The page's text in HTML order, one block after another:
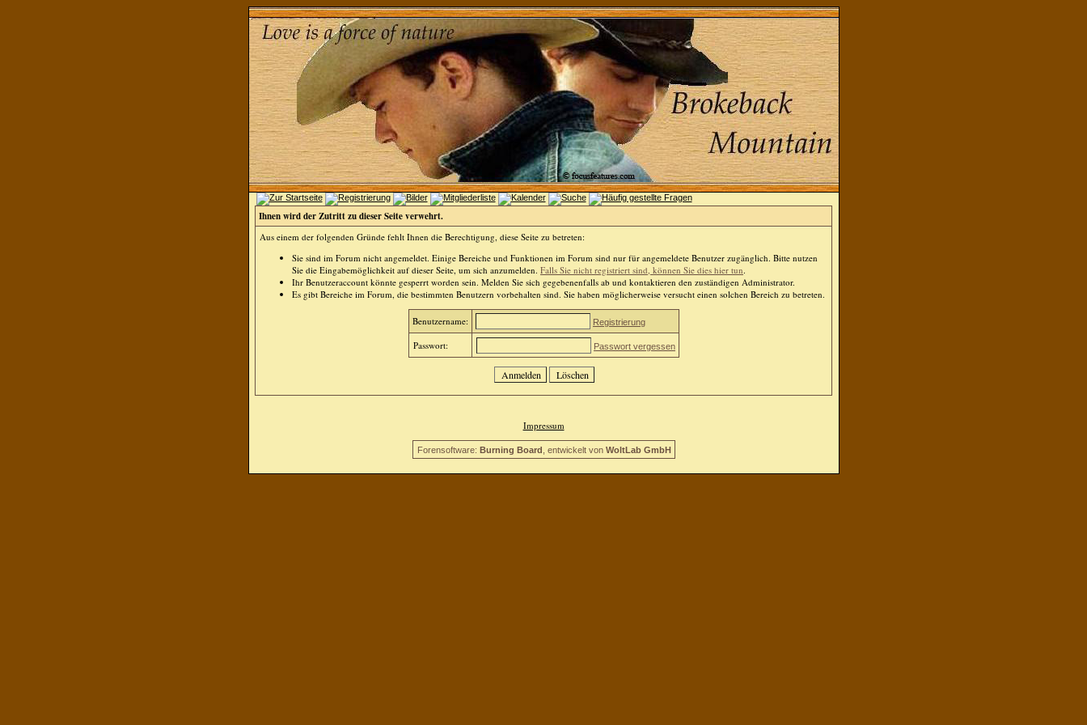
Ihnen wird der Zutritt zu dieser Seite verwehrt.
Aus einem der folgenden Gründe fehlt Ihnen die Berechtigung, diese Seite zu betreten:
Sie sind im Forum nicht angemeldet. Einige Bereiche und Funktionen im Forum sind nur für angemeldete Benutzer zugänglich. Bitte nutzen
Sie die Eingabemöglichkeit auf dieser Seite, um sich anzumelden. Falls Sie nicht registriert sind, können Sie dies hier tun.
Ihr Benutzeraccount könnte gesperrt worden sein. Melden Sie sich gegebenenfalls ab und kontaktieren den zuständigen Administrator.
Es gibt Bereiche im Forum, die bestimmten Benutzern vorbehalten sind. Sie haben möglicherweise versucht einen solchen Bereich zu betreten.
Benutzername: Registrierung
Passwort: Passwort vergessen
Impressum
Forensoftware: Burning Board , entwickelt von WoltLab GmbH